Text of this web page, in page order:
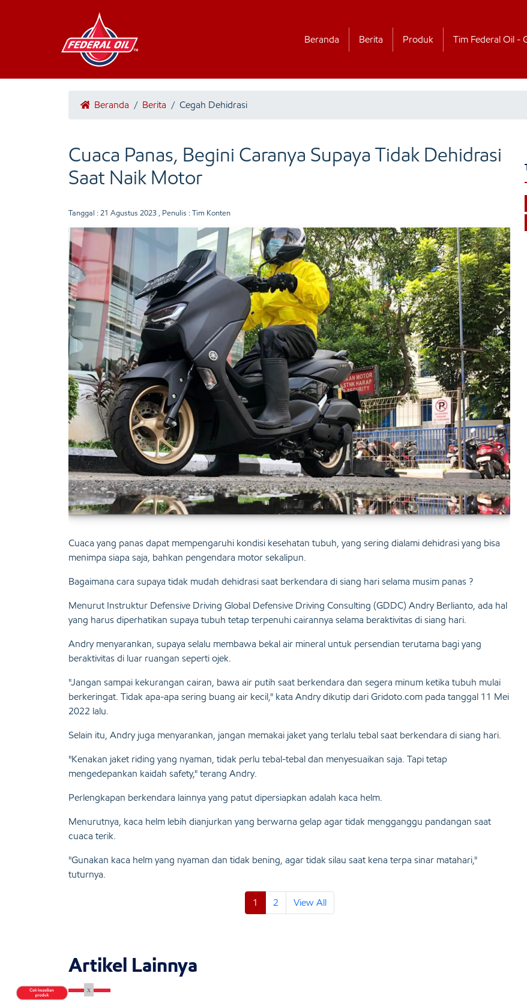
Beranda Berita Produk Tim Federal Oil -
Beranda / Berita / Cegah Dehidrasi
Cuaca Panas, Begini Caranya Supaya Tidak Dehidrasi
Saat Naik Motor
Tanggal : 21 Agustus 2023 , Penulis : Tim Konten
Cuaca yang panas dapat mempengaruhi kondisi kesehatan tubuh, yang sering dialami dehidrasi yang bisa
menimpa siapa saja, bahkan pengendara motor sekalipun.
Bagaimana cara supaya tidak mudah dehidrasi saat berkendara di siang hari selama musim panas ?
Menurut Instruktur Defensive Driving Global Defensive Driving Consulting (GDDC) Andry Berlianto, ada hal
yang harus diperhatikan supaya tubuh tetap terpenuhi cairannya selama beraktivitas di siang hari.
Andry menyarankan, supaya selalu membawa bekal air mineral untuk persendian terutama bagi yang
beraktivitas di luar ruangan seperti ojek.
"Jangan sampai kekurangan cairan, bawa air putih saat berkendara dan segera minum ketika tubuh mulai
berkeringat. Tidak apa-apa sering buang air kecil," kata Andry dikutip dari Gridoto.com pada tanggal 11 Mei
2022 lalu.
Selain itu, Andry juga menyarankan, jangan memakai jaket yang terlalu tebal saat berkendara di siang hari.
"Kenakan jaket riding yang nyaman, tidak perlu tebal-tebal dan menyesuaikan saja. Tapi tetap
mengedepankan kaidah safety," terang Andry.
Perlengkapan berkendara lainnya yang patut dipersiapkan adalah kaca helm.
Menurutnya, kaca helm lebih dianjurkan yang berwarna gelap agar tidak mengganggu pandangan saat
cuaca terik.
"Gunakan kaca helm yang nyaman dan tidak bening, agar tidak silau saat kena terpa sinar matahari,"
tuturnya.
1 2 View All
Artikel Lainnya
x